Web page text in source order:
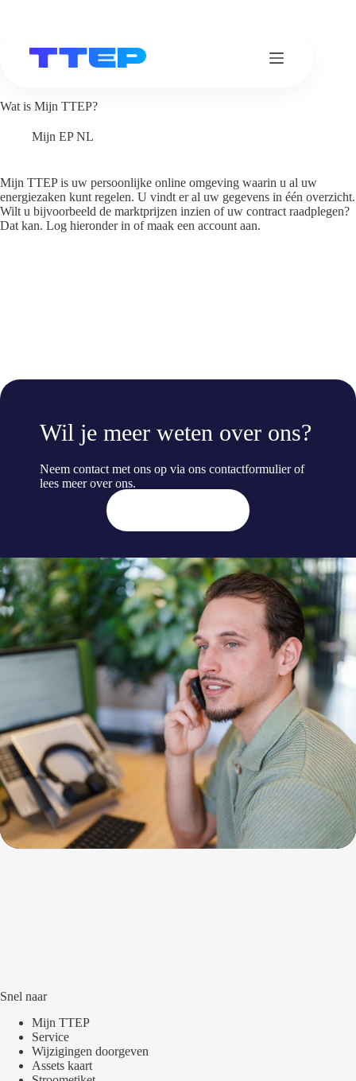
inhoud
Wat is Mijn TTEP?
Mijn EP NL
Mijn TTEP is uw persoonlijke online omgeving waarin u al uw
energiezaken kunt regelen. U vindt er al uw gegevens in één overzicht.
Wilt u bijvoorbeeld de marktprijzen inzien of uw contract raadplegen?
Dat kan. Log hieronder in of maak een account aan.
Wil je meer weten over ons?
Neem contact met ons op via ons contactformulier of
lees meerover ons.
Snel naar
Mijn TTEP
Service
Wijzigingen doorgeven
Assets kaart